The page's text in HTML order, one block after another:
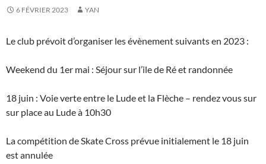
6 FÉVRIER 2023 YAN
Le club prévoit d’organiser les évènement suivants en 2023 :
Weekend du 1er mai : Séjour sur l’ile de Ré et randonnée
18 juin : Voie verte entre le Lude et la Flèche – rendez vous sur
sur place au Lude à 10h30
La compétition de Skate Cross prévue initialement le 18 juin
est annulée